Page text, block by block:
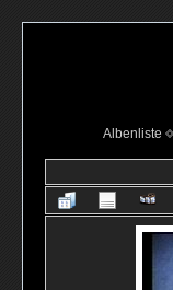
Albenliste